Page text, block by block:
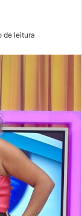
de leitura